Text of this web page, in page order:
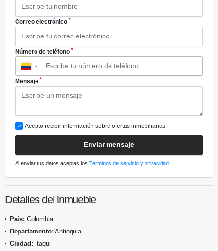
Correo electrónico *
Número de teléfono *
▼
Mensaje *
Acepto recibir información sobre ofertas inmobiliarias
Enviar mensaje
Al enviar tus datos aceptas los Términos de servicio y privacidad
Detalles del inmueble
País: Colombia
Departamento: Antioquia
Ciudad: Itagui